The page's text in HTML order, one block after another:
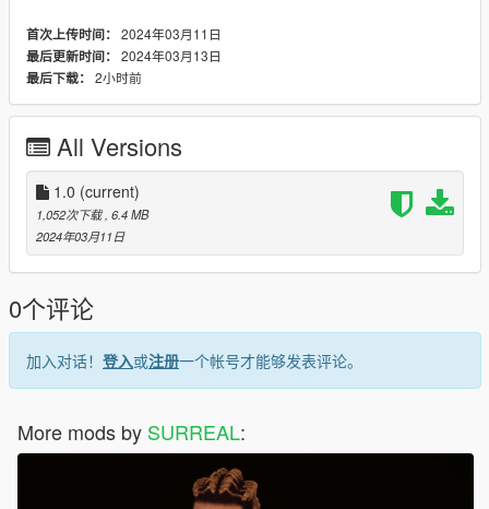
首次上传时间： 2024年03月11日
最后更新时间： 2024年03月13日
最后下载： 2小时前
All Versions
1.0 (current)
1,052次下载, 6.4 MB
2024年03月11日
0个评论
加入对话！ 登入或注册一个帐号才能够发表评论。
More mods by SURREAL: